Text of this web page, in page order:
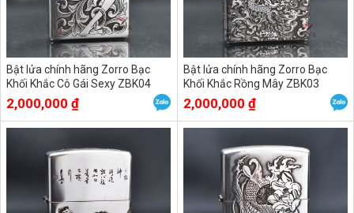
Bật lửa chính hãng Zorro Bạc
Khối Khắc Cô Gái Sexy ZBK04
2,000,000 ₫
Bật lửa chính hãng Zorro Bạc
Khối Khắc Rồng Mây ZBK03
2,000,000 ₫